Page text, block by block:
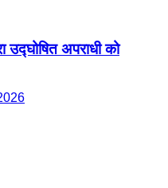
उद्घोषित अपराधी को